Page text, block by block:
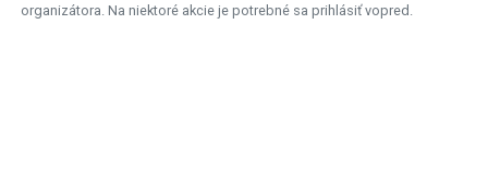
organizátora. Na niektoré akcie je potrebné sa prihlásiť vopred.